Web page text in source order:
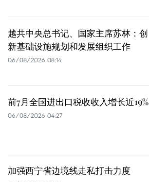
越共中央总书记、国家主席苏林：创
新基础设施规划和发展组织工作
06/08/2026 08:14
前7月全国进出口税收收入增长近19%
06/08/2026 04:27
加强西宁省边境线走私打击力度